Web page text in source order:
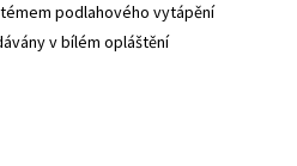
podlahového vytápění
v bílém opláštění